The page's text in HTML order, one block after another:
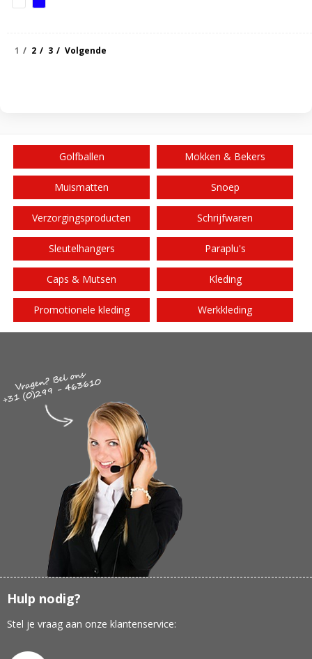
1 2 3 Volgende
Golfballen Mokken & Bekers
Muismatten Snoep
Verzorgingsproducten Schrijfwaren
Sleutelhangers Paraplu's
Caps & Mutsen Kleding
Promotionele kleding Werkkleding
Hulp nodig?
Stel je vraag aan onze klantenservice: